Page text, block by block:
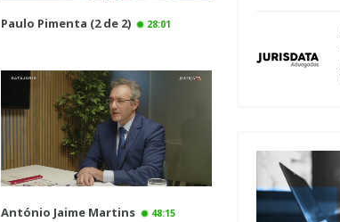
Paulo Pimenta (2 de 2) 28:01
António Jaime Martins 48:15